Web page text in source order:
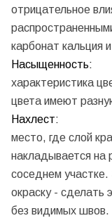
отрицательное
карбонат кальция
Насыщенность:
характеристика
цвета имеют
Нахлест:
место, где слой
накладывается на
соседнем
окраску - сделать
без видимых швов.